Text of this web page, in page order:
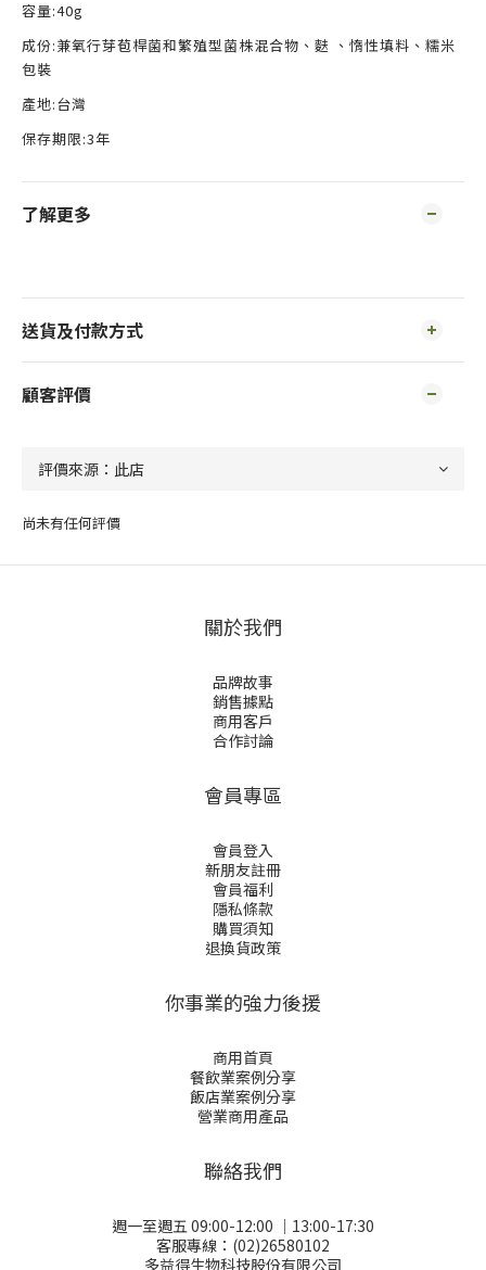
容量:40g
成份:兼氧行芽苞桿菌和繁殖型菌株混合物、麩 、惰性填料、糯米
包裝
產地:台灣
保存期限:3年
了解更多
送貨及付款方式
顧客評價
尚未有任何評價
關於我們
品牌故事
銷售據點
商用客戶
合作討論
會員專區
會員登入
新朋友註冊
會員福利
隱私條款
購買須知
退換貨政策
你事業的強力後援
商用首頁
餐飲業案例分享
飯店業案例分享
營業商用產品
聯絡我們
週一至週五 09:00-12:00 │13:00-17:30
客服專線：(02)26580102
多益得生物科技股份有限公司